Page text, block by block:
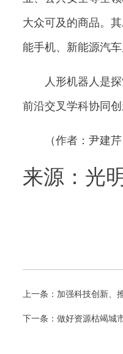
大众可及的商品。
能手机、新能源汽
人形机器人是
前沿交叉学科协同
（作者：尹建
来源：光
上一条： 加强科技创新、
下一条： 做好资源枯竭城